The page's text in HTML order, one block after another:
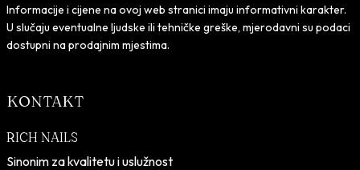
Informacije i cijene na ovoj web stranici imaju informativni karakter.
U slučaju eventualne ljudske ili tehničke greške, mjerodavni su podaci
dostupni na prodajnim mjestima.
KONTAKT
RICH NAILS
Sinonim za kvalitetu i uslužnost